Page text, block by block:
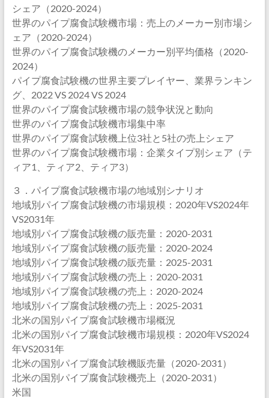
シェア（2020-2024）
世界のパイプ腐食試験機市場：売上のメーカー別市場シ
ェア（2020-2024）
世界のパイプ腐食試験機のメーカー別平均価格（2020-
2024）
パイプ腐食試験機の世界主要プレイヤー、業界ランキン
グ、2022 VS 2024 VS 2024
世界のパイプ腐食試験機市場の競争状況と動向
世界のパイプ腐食試験機市場集中率
世界のパイプ腐食試験機上位3社と5社の売上シェア
世界のパイプ腐食試験機市場：企業タイプ別シェア（テ
ィア1、ティア2、ティア3）
３．パイプ腐食試験機市場の地域別シナリオ
地域別パイプ腐食試験機の市場規模：2020年VS2024年
VS2031年
地域別パイプ腐食試験機の販売量：2020-2031
地域別パイプ腐食試験機の販売量：2020-2024
地域別パイプ腐食試験機の販売量：2025-2031
地域別パイプ腐食試験機の売上：2020-2031
地域別パイプ腐食試験機の売上：2020-2024
地域別パイプ腐食試験機の売上：2025-2031
北米の国別パイプ腐食試験機市場概況
北米の国別パイプ腐食試験機市場規模：2020年VS2024
年VS2031年
北米の国別パイプ腐食試験機販売量（2020-2031）
北米の国別パイプ腐食試験機売上（2020-2031）
米国